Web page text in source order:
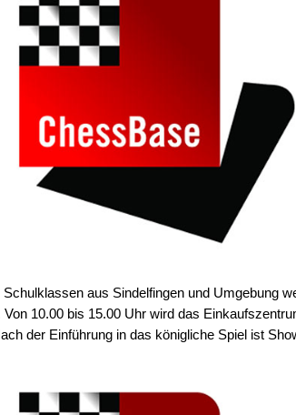
aus Sindelfingen und Umgebung
10.00 bis 15.00 Uhr wird das
der Einführung in das königliche Spiel ist